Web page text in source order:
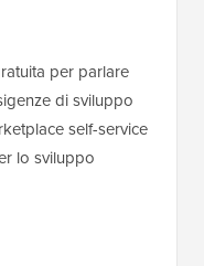
per parlare
di sviluppo
self-service
lo sviluppo